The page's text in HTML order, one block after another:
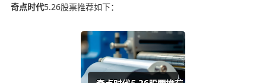
奇点时代5.26股票推荐如下：